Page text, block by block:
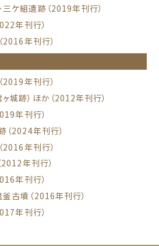
ケ組遺跡（2019年刊行）
年刊行）
年刊行）
年刊行）
城跡）ほか（2012年刊行）
年刊行）
2024年刊行）
年刊行）
年刊行）
年刊行）
古墳（2016年刊行）
年刊行）